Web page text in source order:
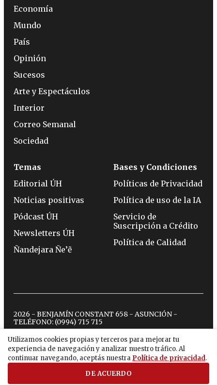
Utilizamos cookies propias y terceros para mejorar tu
experiencia de navegación y analizar nuestro tráfico. Al
continuar navegando, aceptás nuestra Política de privacidad.
DE ACUERDO
Economía
Mundo
País
Opinión
Sucesos
Arte y Espectáculos
Interior
Correo Semanal
Sociedad
Temas
Editorial ÚH
Noticias positivas
Pódcast ÚH
Newsletters ÚH
Ñandejara Ñe’ẽ
Bases y Condiciones
Políticas de Privacidad
Política de uso de la IA
Servicio de
Suscripción a Crédito
Política de Calidad
2026 - BENJAMÍN CONSTANT 658 - ASUNCIÓN -
TELÉFONO: (0994) 715 715
twitterinstagram
facebook
tiktokyoutubespotify